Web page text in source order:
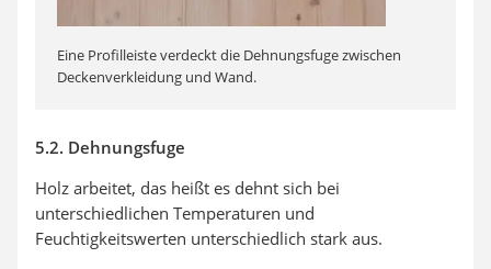
Eine Profilleiste verdeckt die Dehnungsfuge zwischen
Deckenverkleidung und Wand.
5.2. Dehnungsfuge
Holz arbeitet, das heißt es dehnt sich bei
unterschiedlichen Temperaturen und
Feuchtigkeitswerten unterschiedlich stark aus.